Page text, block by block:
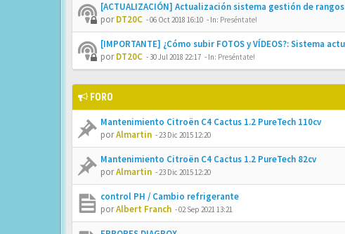
[ACTUALIZACIÓN] Actualización sistema gestión de
porDT20C -06 Oct 2018 16:10 - In: Preséntate!
[IMPORTANTE] ¿Cómo subir FOTOS y VÍDEOS?: Sistema
porDT20C -30 Jul 2018 22:17 - In: Preséntate!
FORO
Mantenimiento Citroën C4 Cactus 1.2 PureTech 110cv
porAlmartin -23 Dic 2015 12:20
Mantenimiento Citroën C4 Cactus 1.2 PureTech 82cv
porAlmartin -23 Dic 2015 12:20
control PH / Cambio refrigerante
porAlbert Franch -02 Sep 2021 13:21